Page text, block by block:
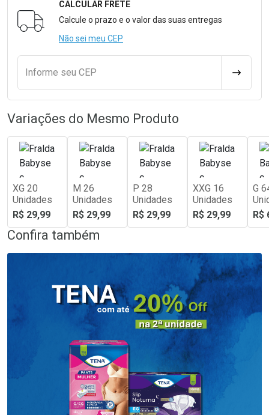
Formulário para Calcular o Frete
CALCULAR FRETE
Calcule o prazo e o valor das suas entregas
Não sei meu CEP
Informe seu CEP
Variações do Mesmo Produto
XG 20
Unidades
R$ 29,99
M 26
Unidades
R$ 29,99
P 28
Unidades
R$ 29,99
XXG 16
Unidades
R$ 29,99
G
R$
Confira também